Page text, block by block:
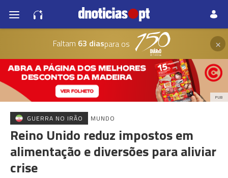
Faltam 63 diaspara os ×
PUB
GUERRA NO IRÃO MUNDO
Reino Unido reduz impostos em
alimentação e diversões para aliviar
crise